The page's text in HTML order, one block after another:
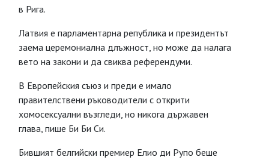
в Рига.
Латвия е парламентарна република и президентът
заема церемониална длъжност, но може да налага
вето на закони и да свиква референдуми.
В Европейския съюз и преди е имало
правителствени ръководители с открити
хомосексуални възгледи, но никога държавен
глава, пише Би Би Си.
Бившият белгийски премиер Елио ди Рупо беше